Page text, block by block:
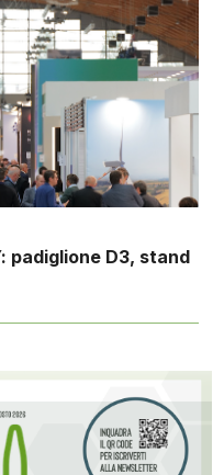
padiglione D3, stand